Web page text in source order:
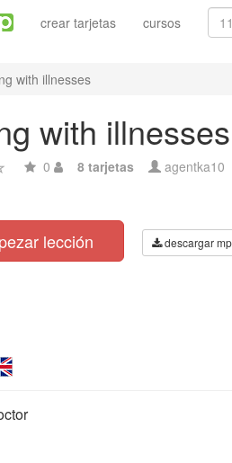
crear tarjetas cursos
with illnesses
with illnesses
0 8 tarjetas agentka10
lección descargar